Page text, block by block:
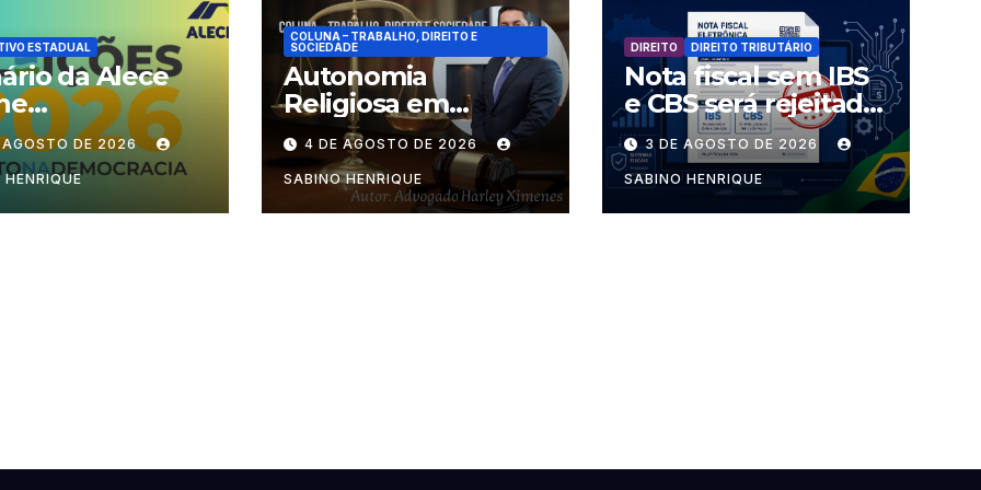
ESTADUAL
da Alece
das
durante o
eleitoral
AGOSTO DE 2026
COLUNA – TRABALHO, DIREITO E
SOCIEDADE
Autonomia
Religiosa em
Julgamento: quem
decide as regras
dentro dos
templos?
4 DE AGOSTO DE 2026
SABINO HENRIQUE
DIREITO DIREITO TRIBUTÁRIO
Nota fiscal sem IBS
e CBS será rejeitada
a partir desta
segunda-feira
3 DE AGOSTO DE 2026
SABINO HENRIQUE